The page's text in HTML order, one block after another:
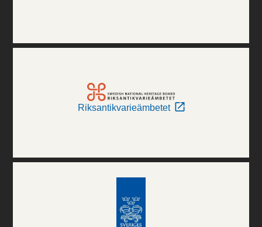
Riksantikvarieämbetet